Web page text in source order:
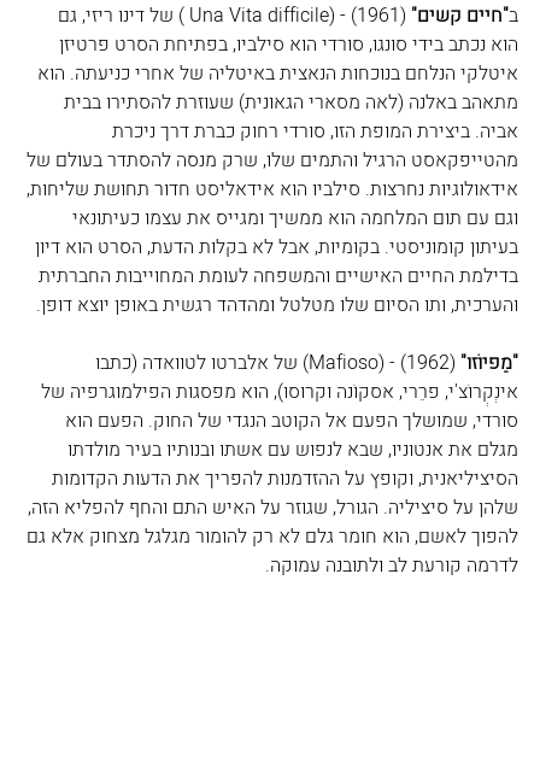
ב"חיים קשים" (1961) - (
Una Vita difficile ) של דינו ריזי, גם
הוא נכתב בידי סונגו, סורדי הוא סילביו, בפתיחת הסרט פרטיזן
איטלקי הנלחם בנוכחות הנאצית באיטליה של אחרי כניעתה. הוא
מתאהב באלנה (לאה מסארי הגאונית) שעוזרת להסתירו בבית
אביה. ביצירת המופת הזו, סורדי רחוק כברת דרך ניכרת
מהטייפקאסט הרגיל והתמים שלו, שרק מנסה להסתדר בעולם של
אידאולוגיות נחרצות. סילביו הוא אידאליסט חדור תחושת שליחות,
וגם עם תום המלחמה הוא ממשיך ומגייס את עצמו כעיתונאי
בעיתון קומוניסטי. בקומיות, אבל לא בקלות הדעת, הסרט הוא דיון
בדילמת החיים האישיים והמשפחה לעומת המחוייבות החברתית
והערכית, ותו הסיום שלו מטלטל ומהדהד רגשית באופן יוצא דופן.
"מַפיוֹזו" (1962) - (
Mafioso) של אלברטו לטוואדה (כתבו
אינְקְרוֹצ'י, פרֵרי, אסקוֹנה וקרוּסו), הוא מפסגות הפילמוגרפיה של
סורדי, שמושלך הפעם אל הקוטב הנגדי של החוק. הפעם הוא
מגלם את אנטוניו, שבא לנפוש עם אשתו ובנותיו בעיר מולדתו
הסיציליאנית, וקופץ על ההזדמנות להפריך את הדעות הקדומות
שלהן על סיציליה. הגורל, שגוזר על האיש התם והחף להפליא הזה,
להפוך לאשם, הוא חומר גלם לא רק להומור מגלגל מצחוק אלא גם
לדרמה קורעת לב ולתובנה עמוקה.